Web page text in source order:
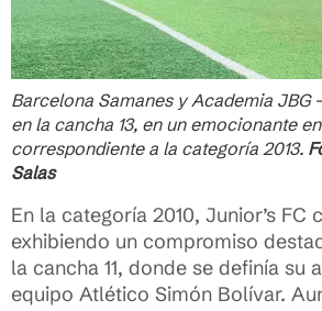
Barcelona Samanes y Academia JBG
en la cancha 13, en un emocionante
correspondiente a la categoría 2013.
Salas
En la categoría 2010, Junior’s FC
exhibiendo un compromiso
la cancha 11, donde se definía su
equipo Atlético Simón Bolívar.